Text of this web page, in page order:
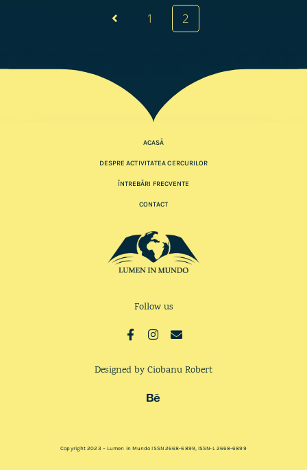
1 2
ACASĂ
DESPRE ACTIVITATEA CERCURILOR
ÎNTREBĂRI FRECVENTE
CONTACT
Follow us
Designed by Ciobanu Robert
Copyright 2023 – Lumen in Mundo ISSN 2668-6899, ISSN-L 2668-6899